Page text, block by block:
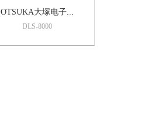
OTSUKA大塚电子...
DLS-8000